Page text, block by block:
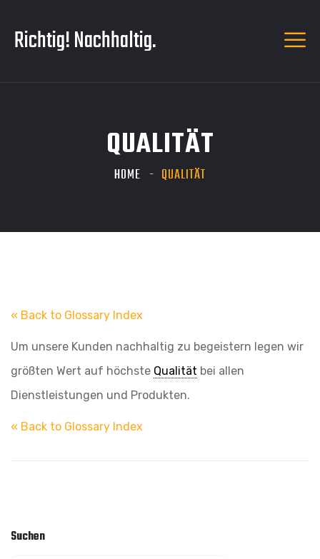
Richtig! Nachhaltig.
QUALITÄT
HOME QUALITÄT
« Back to Glossary Index
Um unsere Kunden nachhaltig zu begeistern legen wir
größten Wert auf höchste Qualität bei allen
Dienstleistungen und Produkten.
« Back to Glossary Index
Suchen